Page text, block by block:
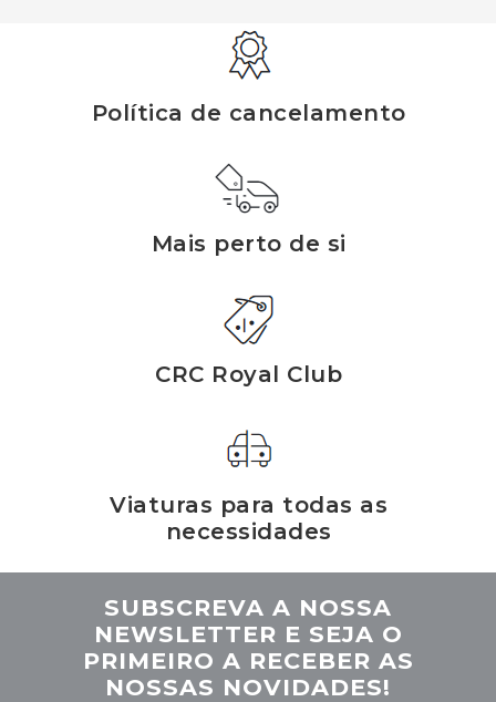
Política de cancelamento
Mais perto de si
CRC Royal Club
Viaturas para todas as
necessidades
SUBSCREVA A NOSSA
NEWSLETTER E SEJA O
PRIMEIRO A RECEBER AS
NOSSAS NOVIDADES!